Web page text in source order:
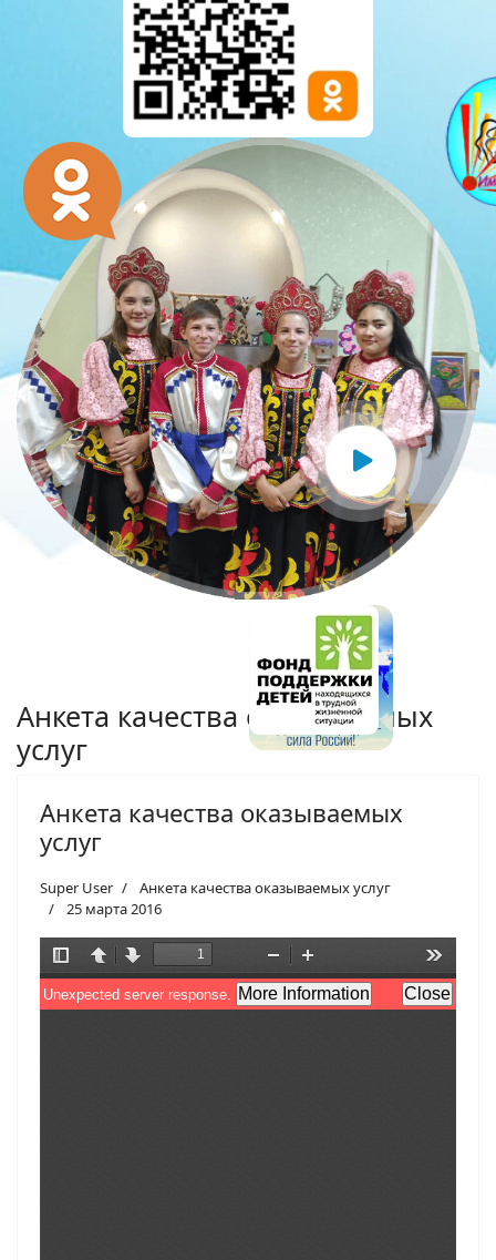
Анкета качества оказываемых
услуг
Анкета качества оказываемых
услуг
Super User
Анкета качества оказываемых услуг
25 марта 2016